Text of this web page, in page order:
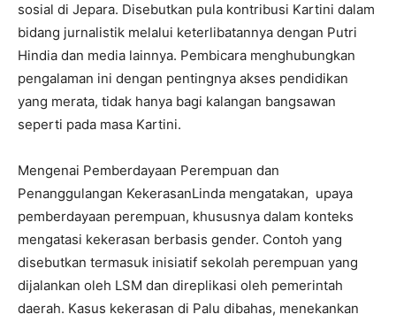
sosial di Jepara. Disebutkan pula kontribusi Kartini dalam
bidang jurnalistik melalui keterlibatannya dengan Putri
Hindia dan media lainnya. Pembicara menghubungkan
pengalaman ini dengan pentingnya akses pendidikan
yang merata, tidak hanya bagi kalangan bangsawan
seperti pada masa Kartini.
Mengenai Pemberdayaan Perempuan dan
Penanggulangan KekerasanLinda mengatakan, upaya
pemberdayaan perempuan, khususnya dalam konteks
mengatasi kekerasan berbasis gender. Contoh yang
disebutkan termasuk inisiatif sekolah perempuan yang
dijalankan oleh LSM dan direplikasi oleh pemerintah
daerah. Kasus kekerasan di Palu dibahas, menekankan